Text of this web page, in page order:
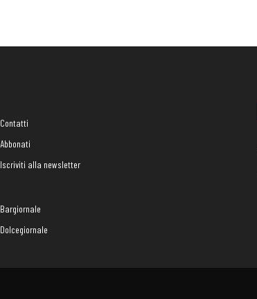
Contatti
Abbonati
Iscriviti alla newsletter
Bargiornale
Dolcegiornale